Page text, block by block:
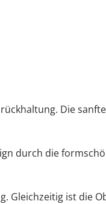
Die
durch die
Gleichzeitig ist die